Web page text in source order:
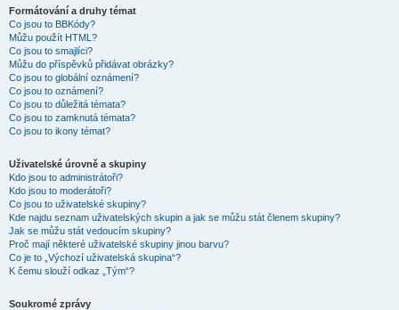
Formátování a druhy témat
Co jsou to BBKódy?
Můžu použít HTML?
Co jsou to smajlíci?
Můžu do příspěvků přidávat obrázky?
Co jsou to globální oznámení?
Co jsou to oznámení?
Co jsou to důležitá témata?
Co jsou to zamknutá témata?
Co jsou to ikony témat?
Uživatelské úrovně a skupiny
Kdo jsou to administrátoři?
Kdo jsou to moderátoři?
Co jsou to uživatelské skupiny?
Kde najdu seznam uživatelských skupin a jak se můžu stát členem skupiny?
Jak se můžu stát vedoucím skupiny?
Proč mají některé uživatelské skupiny jinou barvu?
Co je to „Výchozí uživatelská skupina“?
K čemu slouží odkaz „Tým“?
Soukromé zprávy